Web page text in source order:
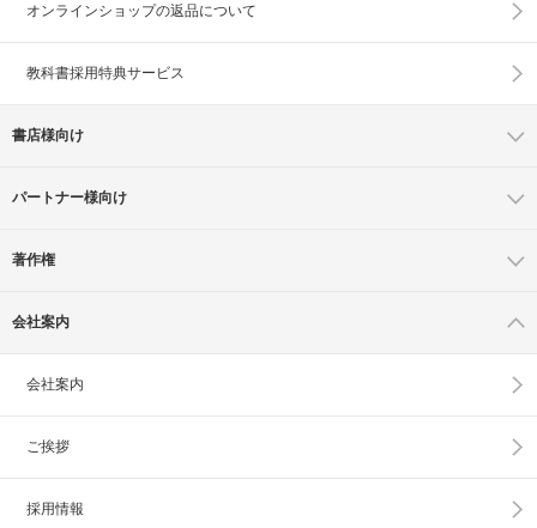
オンラインショップの返品について
教科書採用特典サービス
書店様向け
パートナー様向け
著作権
会社案内
会社案内
ご挨拶
採用情報